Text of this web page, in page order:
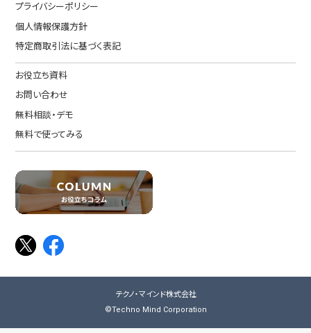
プライバシーポリシー
個人情報保護方針
特定商取引法に基づく表記
お役立ち資料
お問い合わせ
無料相談・デモ
無料で使ってみる
テクノ・マインド株式会社
©Techno Mind Corporation